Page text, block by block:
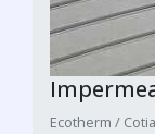
Ecotherm /